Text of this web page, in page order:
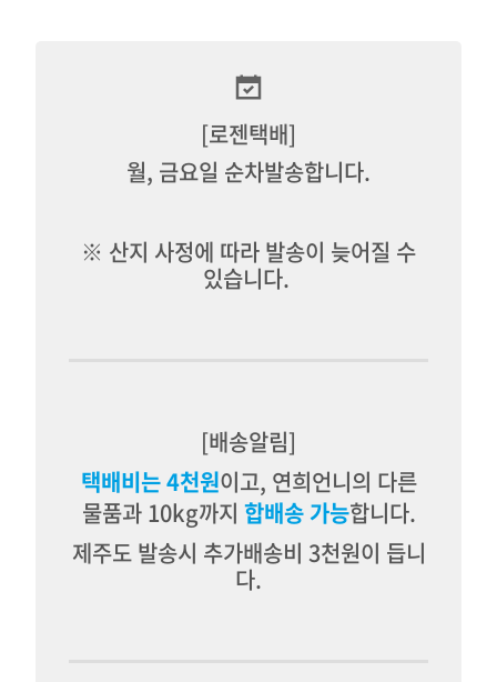
[로젠택배]
월, 금요일 순차발송합니다.
※ 산지 사정에 따라 발송이 늦어질 수
있습니다.
[배송알림]
택배비는 4천원이고, 연희언니의 다른
물품과 10kg까지 합배송 가능합니다.
제주도 발송시 추가배송비 3천원이 듭니
다.